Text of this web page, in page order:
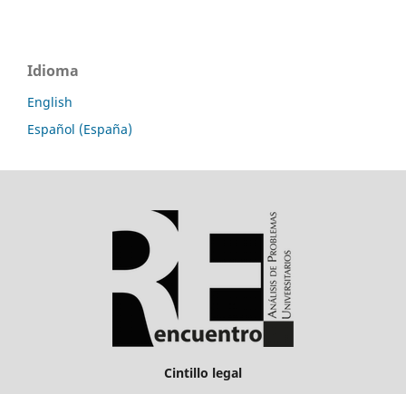
Idioma
English
Español (España)
Cintillo legal